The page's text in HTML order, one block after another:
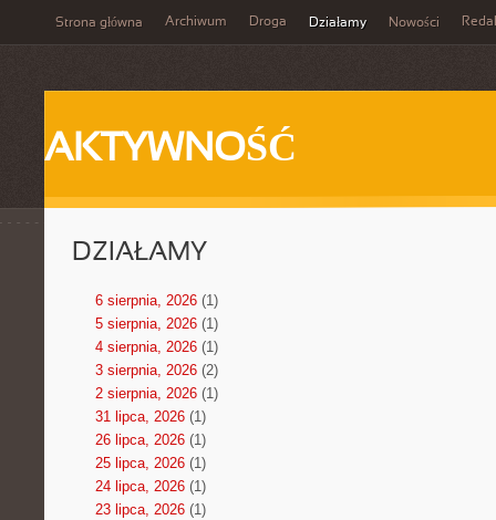
Strona główna Archiwum Droga Działamy Nowości
AKTYWNOŚĆ
DZIAŁAMY
6 sierpnia, 2026(1)
5 sierpnia, 2026(1)
4 sierpnia, 2026(1)
3 sierpnia, 2026(2)
2 sierpnia, 2026(1)
31 lipca, 2026(1)
26 lipca, 2026(1)
25 lipca, 2026(1)
24 lipca, 2026(1)
23 lipca, 2026(1)